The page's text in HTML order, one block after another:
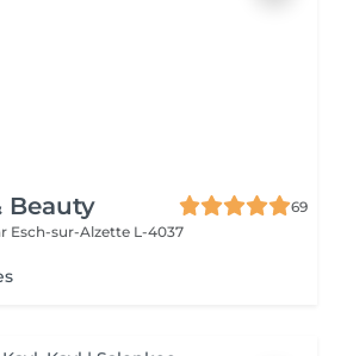
Beauty
69
Esch-sur-Alzette L-4037